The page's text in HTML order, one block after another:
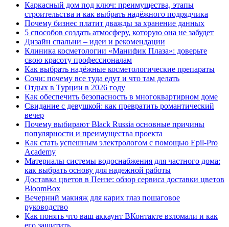
Каркасный дом под ключ: преимущества, этапы
строительства и как выбрать надёжного подрядчика
Почему бизнес платит дважды за хранение данных
5 способов создать атмосферу, которую она не забудет
Дизайн спальни – идеи и рекомендации
Клиника косметологии «Манифик Плаза»: доверьте
свою красоту профессионалам
Как выбрать надёжные косметологические препараты
Сочи: почему все туда едут и что там делать
Отдых в Турции в 2026 году
Как обеспечить безопасность в многоквартирном доме
Свидание с девушкой: как превратить романтический
вечер
Почему выбирают Black Russia основные причины
популярности и преимущества проекта
Как стать успешным электрологом с помощью Epil-Pro
Academy
Материалы системы водоснабжения для частного дома:
как выбрать основу для надежной работы
Доставка цветов в Пензе: обзор сервиса доставки цветов
BloomBox
Вечерний макияж для карих глаз пошаговое
руководство
Как понять что ваш аккаунт ВКонтакте взломали и как